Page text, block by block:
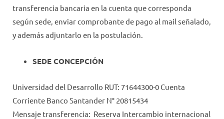
transferencia bancaria en la cuenta que corresponda
según sede, enviar comprobante de pago al mail señalado,
y además adjuntarlo en la postulación.
SEDE CONCEPCIÓN
Universidad del Desarrollo RUT: 71644300-0 Cuenta
Corriente Banco Santander N° 20815434
Mensaje transferencia: Reserva Intercambio internacional